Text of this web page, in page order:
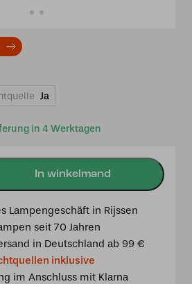
in 4 Werktagen
Ja
Lampengeschäft in Rijssen
seit 70 Jahren
in Deutschland ab 99 €
inklusive
im Anschluss mit Klarna